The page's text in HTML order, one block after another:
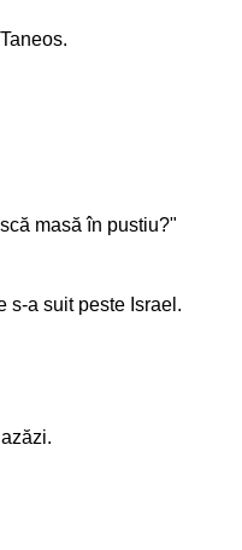
masă în pustiu?"
s-a suit peste Israel.